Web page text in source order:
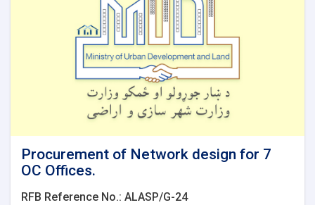
Procurement of Network design for 7
OC Offices.
RFB Reference No.: ALASP/G-24